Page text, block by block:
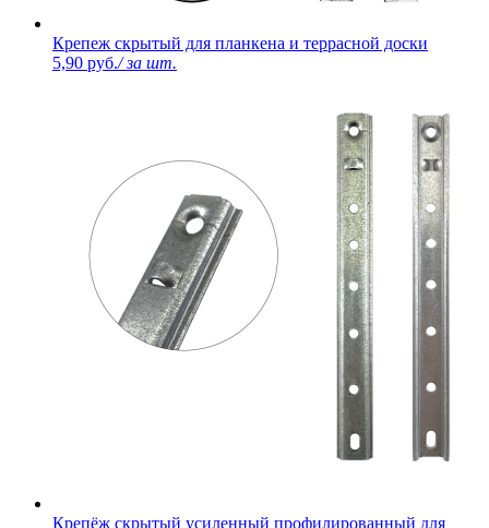
Крепеж скрытый для планкена и террасной доски
5,90 руб./ за шт.
Крепёж скрытый усиленный профилированный для